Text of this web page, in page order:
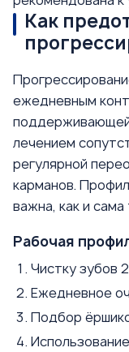
Как
ежедневным
поддерживающей
лечением
регулярной
карманов.
важна, как и сама
Рабочая
Чистку зубов
Ежедневное
Подбор